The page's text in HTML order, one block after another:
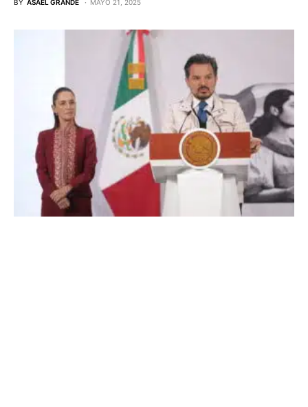
BY ASAEL GRANDE MAYO 21, 2025